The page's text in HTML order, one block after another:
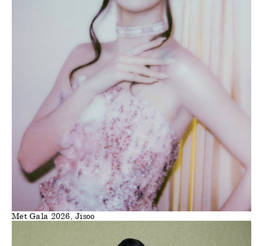
Met Gala 2026, Jisoo